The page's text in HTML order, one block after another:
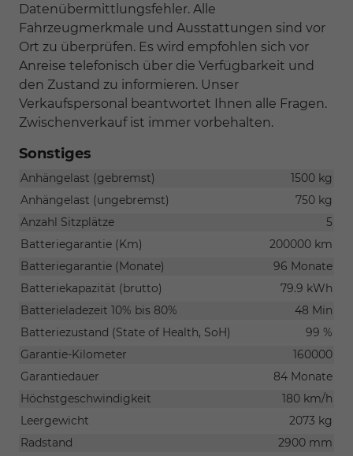
Datenübermittlungsfehler. Alle
Fahrzeugmerkmale und Ausstattungen sind vor
Ort zu überprüfen. Es wird empfohlen sich vor
Anreise telefonisch über die Verfügbarkeit und
den Zustand zu informieren. Unser
Verkaufspersonal beantwortet Ihnen alle Fragen.
Zwischenverkauf ist immer vorbehalten.
Sonstiges
Anhängelast (gebremst)
1500 kg
Anhängelast (ungebremst)
750 kg
Anzahl Sitzplätze
5
Batteriegarantie (Km)
200000 km
Batteriegarantie (Monate)
96 Monate
Batteriekapazität (brutto)
79.9 kWh
Batterieladezeit 10% bis 80%
48 Min
Batteriezustand (State of Health, SoH)
99 %
Garantie-Kilometer
160000
Garantiedauer
84 Monate
Höchstgeschwindigkeit
180 km/h
Leergewicht
2073 kg
Radstand
2900 mm